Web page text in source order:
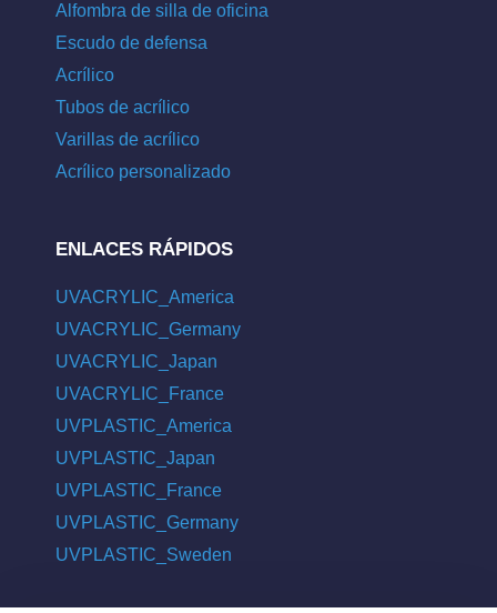
Alfombra de silla de oficina
Escudo de defensa
Acrílico
Tubos de acrílico
Varillas de acrílico
Acrílico personalizado
ENLACES RÁPIDOS
UVACRYLIC_America
UVACRYLIC_Germany
UVACRYLIC_Japan
UVACRYLIC_France
UVPLASTIC_America
UVPLASTIC_Japan
UVPLASTIC_France
UVPLASTIC_Germany
UVPLASTIC_Sweden